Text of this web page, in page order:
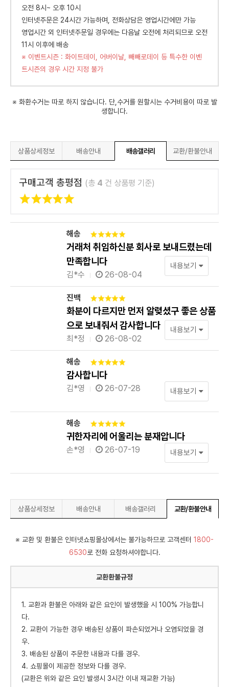
오전 8시~ 오후 10시
인터넷주문은 24시간 가능하며, 전화상담은 영업시간에만 가능
영업시간 외 인터넷주문일 경우에는 다음날 오전에 처리되므로 오전
11시 이후에 배송
※ 이벤트시즌 : 화이트데이, 어버이날, 빼빼로데이 등 특수한 이벤
트시즌의 경우 시간 지정 불가
※ 화환수거는 따로 하지 않습니다. 단,수거를 원할시는 수거비용이 따로 발
생합니다.
상품상세정보 배송안내 배송갤러리 교환/환불안내
구매고객 총평점 (총 4 건 상품평 기준)
해송
거래처 취임하신분 회사로 보내드렸는데
만족합니다
김*수 26-08-04
내용보기
진백
화분이 다르지만 먼저 알렺셨구 좋은 상품
으로 보내줘서 감사합니다
최*정 26-08-02
내용보기
해송
감사합니다
김*영 26-07-28 내용보기
해송
귀한자리에 어울리는 분재압니다
손*영 26-07-19 내용보기
상품상세정보 배송안내 배송갤러리 교환/환불안내
※ 교환 및 환불은 인터넷쇼핑몰상에서는 불가능하므로 고객센터 1800-
6530로 전화 요청하셔야합니다.
교환환불규정
1. 교환과 환불은 아래와 같은 요인이 발생했을 시 100% 가능합니
다.
2. 교환이 가능한 경우 배송된 상품이 파손되었거나 오염되었을 경
우.
3. 배송된 상품이 주문한 내용과 다를 경우.
4. 쇼핑몰이 제공한 정보와 다를 경우.
(교환은 위와 같은 요인 발생시 3시간 이내 재교환 가능)